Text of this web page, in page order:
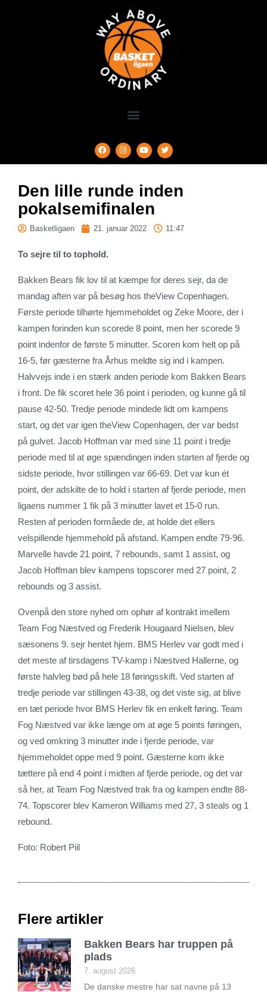
Den lille runde inden
pokalsemifinalen
Basketligaen 21. januar 2022 11:47
To sejre til to tophold.
Bakken Bears fik lov til at kæmpe for deres sejr, da de
mandag aften var på besøg hos theView Copenhagen.
Første periode tilhørte hjemmeholdet og Zeke Moore, der i
kampen forinden kun scorede 8 point, men her scorede 9
point indenfor de første 5 minutter. Scoren kom helt op på
16-5, før gæsterne fra Århus meldte sig ind i kampen.
Halvvejs inde i en stærk anden periode kom Bakken Bears
i front. De fik scoret hele 36 point i perioden, og kunne gå til
pause 42-50. Tredje periode mindede lidt om kampens
start, og det var igen theView Copenhagen, der var bedst
på gulvet. Jacob Hoffman var med sine 11 point i tredje
periode med til at øge spændingen inden starten af fjerde og
sidste periode, hvor stillingen var 66-69. Det var kun ét
point, der adskilte de to hold i starten af fjerde periode, men
ligaens nummer 1 fik på 3 minutter lavet et 15-0 run.
Resten af perioden formåede de, at holde det ellers
velspillende hjemmehold på afstand. Kampen endte 79-96.
Marvelle havde 21 point, 7 rebounds, samt 1 assist, og
Jacob Hoffman blev kampens topscorer med 27 point, 2
rebounds og 3 assist.
Ovenpå den store nyhed om ophør af kontrakt imellem
Team Fog Næstved og Frederik Hougaard Nielsen, blev
sæsonens 9. sejr hentet hjem. BMS Herlev var godt med i
det meste af tirsdagens TV-kamp i Næstved Hallerne, og
første halvleg bød på hele 18 føringsskift. Ved starten af
tredje periode var stillingen 43-38, og det viste sig, at blive
en tæt periode hvor BMS Herlev fik en enkelt føring. Team
Fog Næstved var ikke længe om at øge 5 points føringen,
og ved omkring 3 minutter inde i fjerde periode, var
hjemmeholdet oppe med 9 point. Gæsterne kom ikke
tættere på end 4 point i midten af fjerde periode, og det var
så her, at Team Fog Næstved trak fra og kampen endte 88-
74. Topscorer blev Kameron Williams med 27, 3 steals og 1
rebound.
Foto: Robert Piil
Flere artikler
Bakken Bears har truppen på
plads
7. august 2026
De danske mestre har sat navne på 13